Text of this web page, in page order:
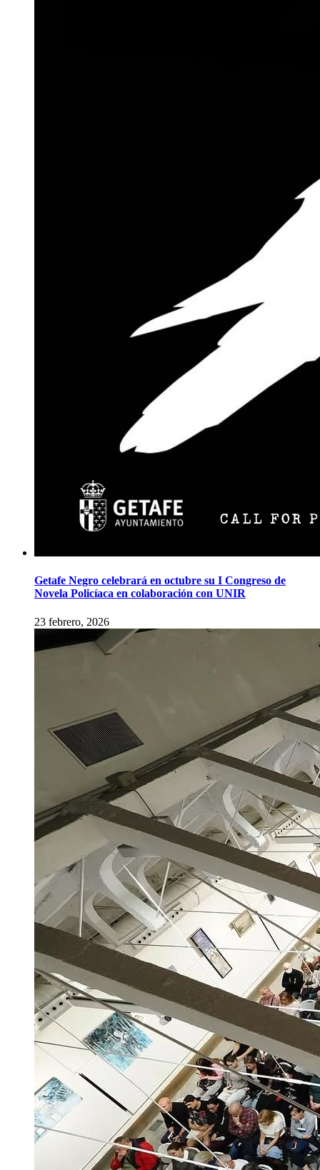
Getafe Negro celebrará en octubre su I Congreso de
Novela Policíaca en colaboración con UNIR
23 febrero, 2026